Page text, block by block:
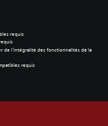
requis
de l'intégralité des fonctionnalités de la
requis